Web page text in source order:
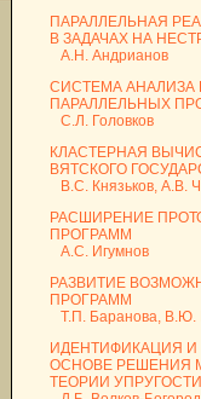
ПАРАЛЛЕЛЬНАЯ
В ЗАДАЧАХ НА
А.Н. Андрианов
СИСТЕМА АНАЛИЗА
ПАРАЛЛЕЛЬНЫХ
С.Л. Головков
КЛАСТЕРНАЯ
ВЯТСКОГО
В.С. Князьков, А.В.
РАСШИРЕНИЕ
ПРОГРАММ
А.С. Игумнов
РАЗВИТИЕ
ПРОГРАММ
Т.П. Баранова, В.Ю.
ИДЕНТИФИКАЦИЯ
ОСНОВЕ РЕШЕНИЯ
ТЕОРИИ УПРУГОСТИ